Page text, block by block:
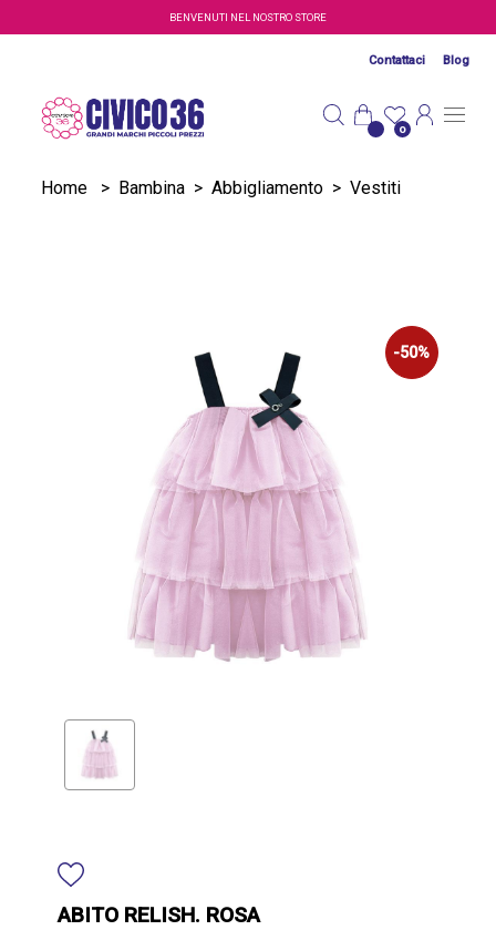
Salta al contenuto principaleBENVENUTI NEL NOSTRO STORE
Contattaci Blog
0
Home > Bambina > Abbigliamento > Vestiti
-50%
ABITO RELISH. ROSA